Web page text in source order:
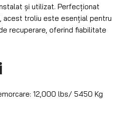
și utilizat. Perfecționat
acest troliu este esențial pentru
recuperare, oferind fiabilitate
12,000 lbs/ 5450 Kg